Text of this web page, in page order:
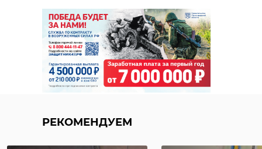
РЕКОМЕНДУЕМ